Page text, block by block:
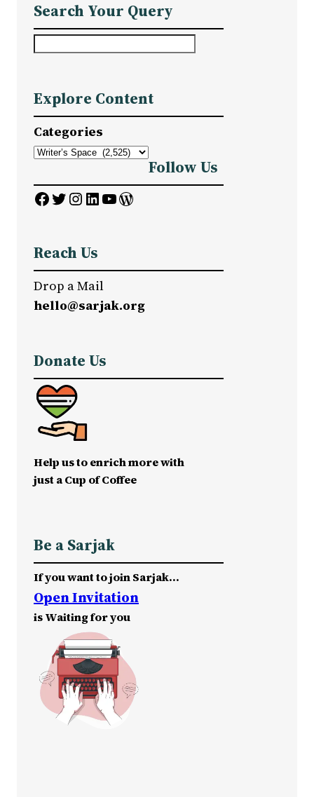
Search Your Query
r
c
h
Explore Content
Categories
Follow Us
Facebook Twitter InstagramLinkedIn YouTube WordPress
Reach Us
Drop a Mail
hello@sarjak.org
Donate Us
Help us to enrich more with
just a Cup of Coffee
Be a Sarjak
If you want to join Sarjak…
Open Invitation
is Waiting for you